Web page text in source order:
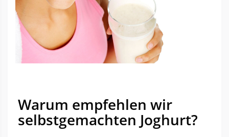
Warum empfehlen wir
selbstgemachten Joghurt?